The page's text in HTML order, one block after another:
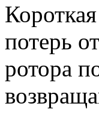
потерь
ротора